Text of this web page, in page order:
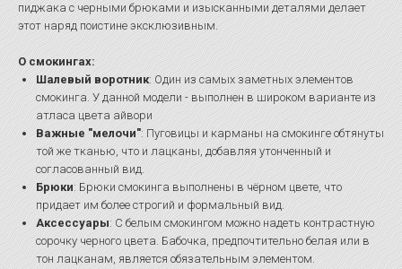
пиджака с черными брюками и изысканными деталями делает
этот наряд поистине эксклюзивным.
О смокингах:
Шалевый воротник: Один из самых заметных элементов
смокинга. У данной модели - выполнен в широком варианте из
атласа цвета айвори
Важные "мелочи": Пуговицы и карманы на смокинге обтянуты
той же тканью, что и лацканы, добавляя утонченный и
согласованный вид.
Брюки: Брюки смокинга выполнены в чёрном цвете, что
придает им более строгий и формальный вид.
Аксессуары: С белым смокингом можно надеть контрастную
сорочку черного цвета. Бабочка, предпочтительно белая или в
тон лацканам, является обязательным элементом.